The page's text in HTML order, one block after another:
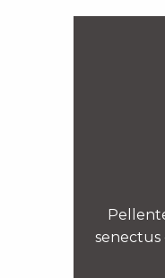
senectus